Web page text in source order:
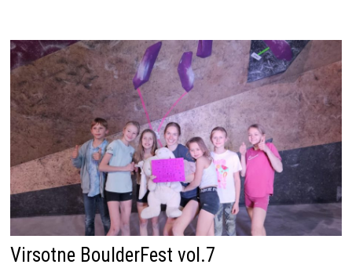
Virsotne BoulderFest vol.7